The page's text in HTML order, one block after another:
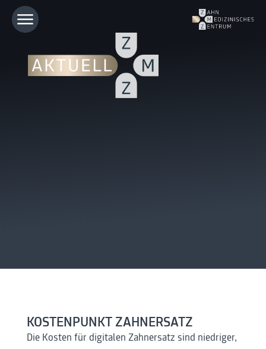
KOSTENPUNKT ZAHNERSATZ
Die Kosten für digitalen Zahnersatz sind niedriger,